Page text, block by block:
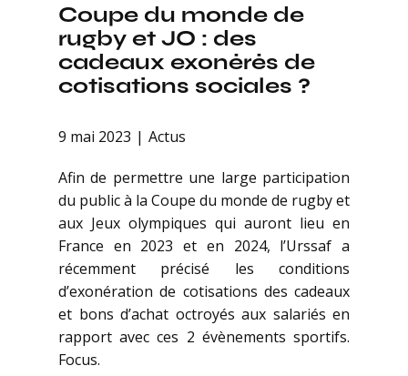
Coupe du monde de
rugby et JO : des
cadeaux exonérés de
cotisations sociales ?
9 mai 2023 Actus
Afin de permettre une large participation
du public à la Coupe du monde de rugby et
aux Jeux olympiques qui auront lieu en
France en 2023 et en 2024, l’Urssaf a
récemment précisé les conditions
d’exonération de cotisations des cadeaux
et bons d’achat octroyés aux salariés en
rapport avec ces 2 évènements sportifs.
Focus.